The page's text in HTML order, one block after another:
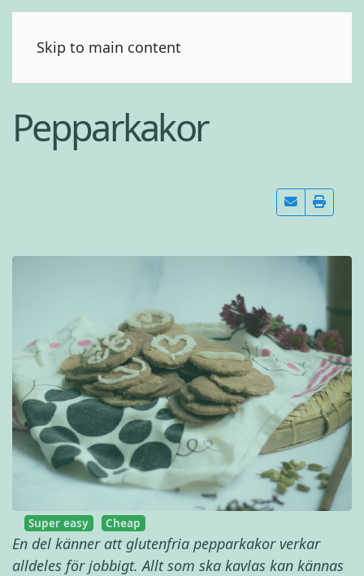
Skip to main content
Pepparkakor
Super easy Cheap
En del känner att glutenfria pepparkakor verkar
alldeles för jobbigt. Allt som ska kavlas kan kännas